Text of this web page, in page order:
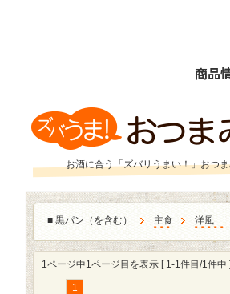
商品
お酒に合う「ズバリうまい！」おつ
■ 黒パン（を含む） 主食 洋風
1ページ中1ページ目を表示 [ 1-1件目/1件中 ]
1